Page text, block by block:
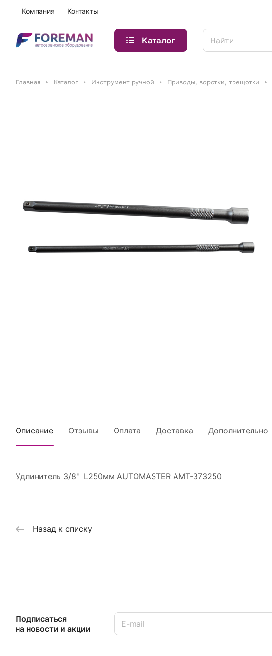
Компания Контакты
Каталог
Главная Каталог Инструмент ручной Приводы, воротки, трещотки
Описание Отзывы Оплата Доставка Дополнительно
Удлинитель 3/8" L250мм AUTOMASTER AMT-373250
Назад к списку
Подписаться
на новости и акции